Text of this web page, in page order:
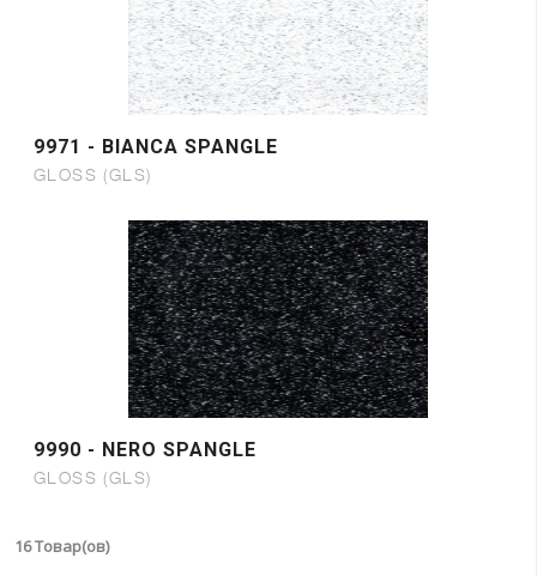
9971 - BIANCA SPANGLE
GLOSS (GLS)
9990 - NERO SPANGLE
GLOSS (GLS)
16 Товар(ов)